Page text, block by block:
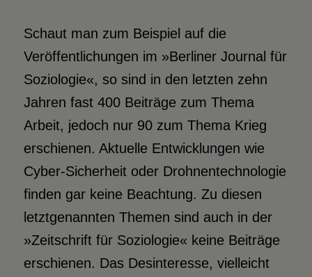
Schaut man zum Beispiel auf die
Veröffentlichungen im »Berliner Journal für
Soziologie«, so sind in den letzten zehn
Jahren fast 400 Beiträge zum Thema
Arbeit, jedoch nur 90 zum Thema Krieg
erschienen. Aktuelle Entwicklungen wie
Cyber-Sicherheit oder Drohnentechnologie
finden gar keine Beachtung. Zu diesen
letztgenannten Themen sind auch in der
»Zeitschrift für Soziologie« keine Beiträge
erschienen. Das Desinteresse, vielleicht